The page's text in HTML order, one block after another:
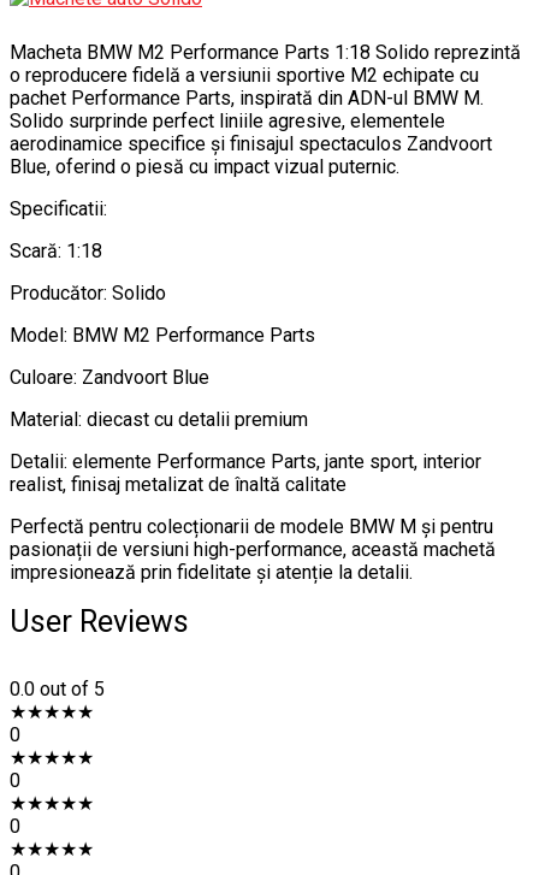
Macheta BMW M2 Performance Parts 1:18 Solido reprezintă
o reproducere fidelă a versiunii sportive M2 echipate cu
pachet Performance Parts, inspirată din ADN-ul BMW M.
Solido surprinde perfect liniile agresive, elementele
aerodinamice specifice și finisajul spectaculos Zandvoort
Blue, oferind o piesă cu impact vizual puternic.
Specificatii:
Scară: 1:18
Producător: Solido
Model: BMW M2 Performance Parts
Culoare: Zandvoort Blue
Material: diecast cu detalii premium
Detalii: elemente Performance Parts, jante sport, interior
realist, finisaj metalizat de înaltă calitate
Perfectă pentru colecționarii de modele BMW M și pentru
pasionații de versiuni high-performance, această machetă
impresionează prin fidelitate și atenție la detalii.
User Reviews
0.0 out of 5
★★★★★
0
★★★★★
0
★★★★★
0
★★★★★